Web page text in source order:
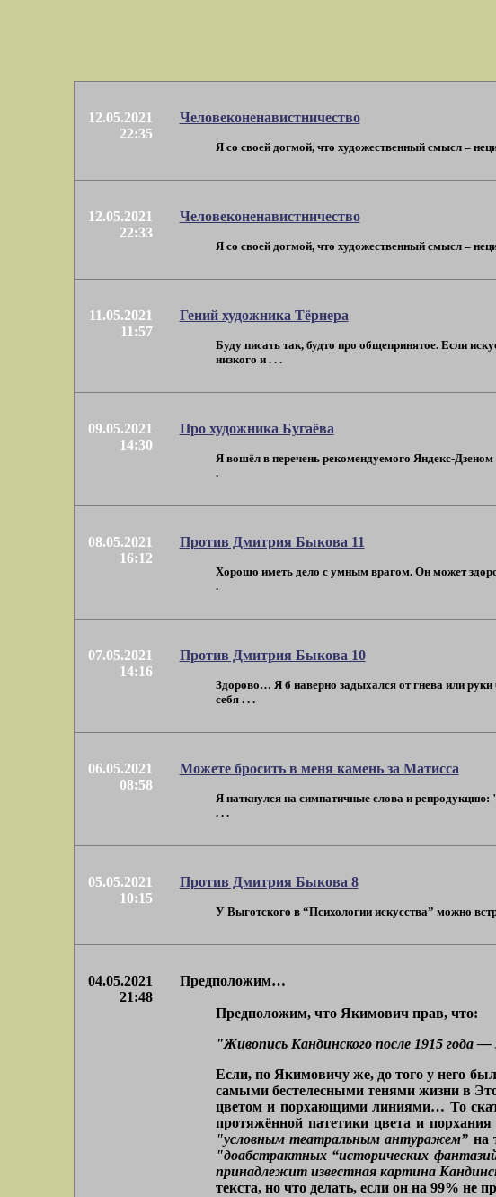
12.05.2021
22:35
Человеконенавистничество
Я со своей догмой, что художественный смысл –
12.05.2021
22:33
Человеконенавистничество
Я со своей догмой, что художественный смысл –
11.05.2021
11:57
Гений художника Тёрнера
Буду писать так, будто про общепринятое. Если
низкого и . . .
09.05.2021
14:30
Про художника Бугаёва
Я вошёл в перечень рекомендуемого Яндекс-
.
08.05.2021
16:12
Против Дмитрия Быкова 11
Хорошо иметь дело с умным врагом. Он может
.
07.05.2021
14:16
Против Дмитрия Быкова 10
Здорово… Я б наверно задыхался от гнева или
себя . . .
06.05.2021
08:58
Можете бросить в меня камень за Матисса
Я наткнулся на симпатичные слова и
. . .
05.05.2021
10:15
Против Дмитрия Быкова 8
У Выготского в “Психологии искусства” можно
04.05.2021
21:48
Предположим…
Предположим, что Якимович прав, что:
"Живопись Кандинского после 1915 года
Если, по Якимовичу же, до того у него
самыми бестелесными тенями жизни в
цветом и порхающими линиями… То
протяжённой патетики цвета и
"условным театральным антуражем” на
"доабстрактных “исторических
принадлежит известная картина
текста, но что делать, если он на 99% не